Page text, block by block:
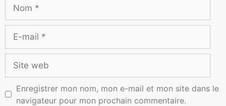
Enregistrer mon nom, mon e-mail et mon site dans le
navigateur pour mon prochain commentaire.